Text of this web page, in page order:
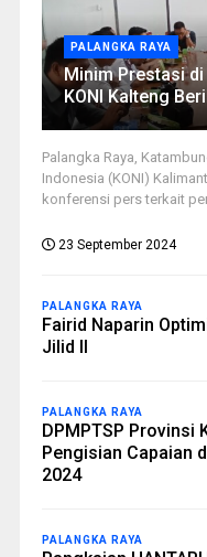
PALANGKA RAYA
Minim Prestasi di
KONI Kalteng
Palangka Raya,
Indonesia (KONI)
konferensi pers terkait
23 September 2024
PALANGKA RAYA
Fairid Naparin
Jilid II
PALANGKA RAYA
DPMPTSP Provinsi
Pengisian Capaian
2024
PALANGKA RAYA